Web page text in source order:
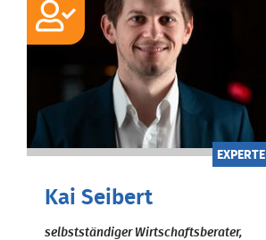
EXPERTE
Kai Seibert
selbstständiger Wirtschaftsberater,